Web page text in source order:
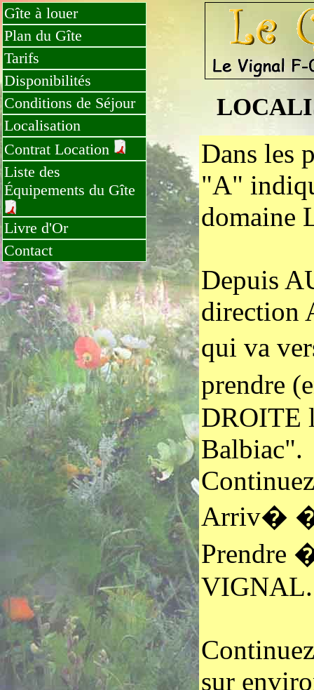
Gîte à louer
Plan du Gîte
Tarifs
Disponibilités
Conditions de Séjour
Localisation
Contrat Location
Liste des
Équipements du Gîte
Livre d'Or
Contact
Dans les
"A"
domaine
Depuis
direction
qui va
prendre
DROITE
Balbiac".
Arriv� �
Prendre
VIGNAL.
sur